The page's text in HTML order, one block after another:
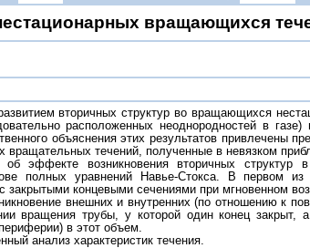
вращающихся
вторичных структур во вращающихся
расположенных неоднородностей в
объяснения этих результатов привлечены
вращательных течений, полученные в невязком
эффекте возникновения вторичных структур
полных уравнений Навье-Стокса. В первом из
закрытыми концевыми сечениями при мгновенном
внешних и внутренних (по отношению к
вращения трубы, у которой один конец закрыт,
в этот объем.
анализ характеристик течения.